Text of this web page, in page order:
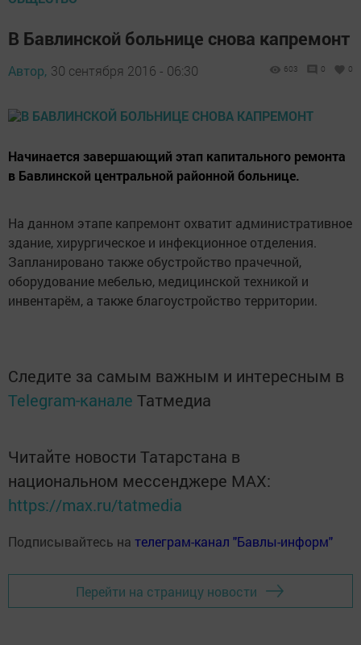
В Бавлинской больнице снова капремонт
Автор, 30 сентября 2016 - 06:30 603 0 0
Начинается завершающий этап капитального ремонта
в Бавлинской центральной районной больнице.
На данном этапе капремонт охватит административное
здание, хирургическое и инфекционное отделения.
Запланировано также обустройство прачечной,
оборудование мебелью, медицинской техникой и
инвентарём, а также благоустройство территории.
Следите за самым важным и интересным в
Telegram-канале Татмедиа
Читайте новости Татарстана в
национальном мессенджере MАХ:
https://max.ru/tatmedia
Подписывайтесь на телеграм-канал "Бавлы-информ"
Перейти на страницу новости